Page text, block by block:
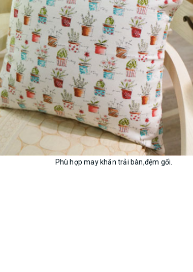
Phù hợp may khăn trải bàn,đệm gối.